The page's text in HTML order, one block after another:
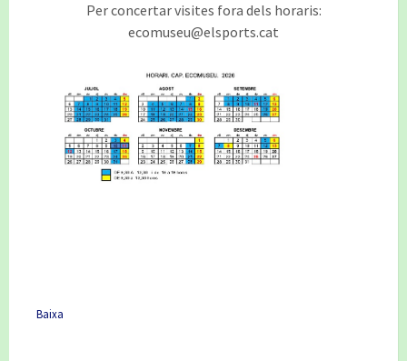
Per concertar visites fora dels horaris:
ecomuseu@elsports.cat
Baixa